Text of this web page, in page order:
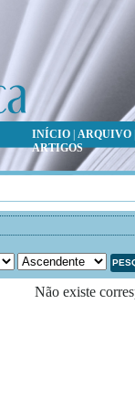
INÍCIO ARQUIVO
ARTIGOS
Não existe